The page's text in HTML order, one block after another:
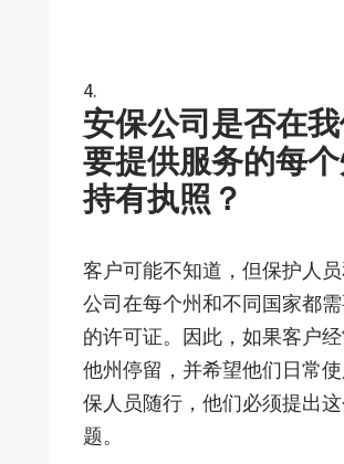
安保公司是否在
要提供服务的每
持有执照？
客户可能不知道，但保护人
公司在每个州和不同国家都
的许可证。因此，如果客户
他州停留，并希望他们日常
保人员随行，他们必须提出
题。